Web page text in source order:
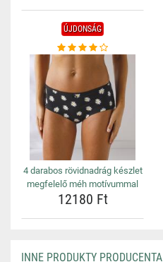
ÚJDONSÁG
4 darabos rövidnadrág készlet
megfelelő méh motívummal
12180 Ft
INNE PRODUKTY